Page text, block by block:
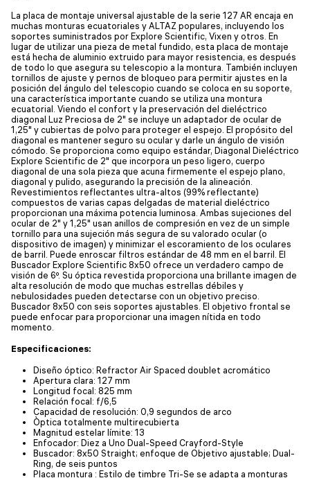
La placa de montaje universal ajustable de la serie 127 AR encaja en
muchas monturas ecuatoriales y ALTAZ populares, incluyendo los
soportes suministrados por Explore Scientific, Vixen y otros. En
lugar de utilizar una pieza de metal fundido, esta placa de montaje
está hecha de aluminio extruido para mayor resistencia, es después
de todo lo que asegura su telescopio a la montura. También incluyen
tornillos de ajuste y pernos de bloqueo para permitir ajustes en la
posición del ángulo del telescopio cuando se coloca en su soporte,
una característica importante cuando se utiliza una montura
ecuatorial. Viendo el confort y la preservación del dieléctrico
diagonal Luz Preciosa de 2" se incluye un adaptador de ocular de
1,25" y cubiertas de polvo para proteger el espejo. El propósito del
diagonal es mantener seguro su ocular y darle un ángulo de visión
cómodo. Se proporciona como equipo estándar, Diagonal Dieléctrico
Explore Scientific de 2" que incorpora un peso ligero, cuerpo
diagonal de una sola pieza que acuna firmemente el espejo plano,
diagonal y pulido, asegurando la precisión de la alineación.
Revestimientos reflectantes ultra-altos (99% reflectante)
compuestos de varias capas delgadas de material dieléctrico
proporcionan una máxima potencia luminosa. Ambas sujeciones del
ocular de 2" y 1,25" usan anillos de compresión en vez de un simple
tornillo para una sujeción más segura de su valorado ocular (o
dispositivo de imagen) y minimizar el escoramiento de los oculares
de barril. Puede enroscar filtros estándar de 48 mm en el barril. El
Buscador Explore Scientific 8x50 ofrece un verdadero campo de
visión de 6º. Su óptica revestida proporciona una brillante imagen de
alta resolución de modo que muchas estrellas débiles y
nebulosidades pueden detectarse con un objetivo preciso.
Buscador 8x50 con seis soportes ajustables. El objetivo frontal se
puede enfocar para proporcionar una imagen nítida en todo
momento.
Especificaciones:
Diseño óptico: Refractor Air Spaced doublet acromático
Apertura clara: 127 mm
Longitud focal: 825 mm
Relación focal: f/6,5
Capacidad de resolución: 0,9 segundos de arco
Òptica totalmente multirecubierta
Magnitud estelar límite: 13
Enfocador: Diez a Uno Dual-Speed Crayford-Style
Buscador: 8x50 Straight; enfoque de Objetivo ajustable; Dual-
Ring, de seis puntos
Placa montura : Estilo de timbre Tri-Se se adapta a monturas